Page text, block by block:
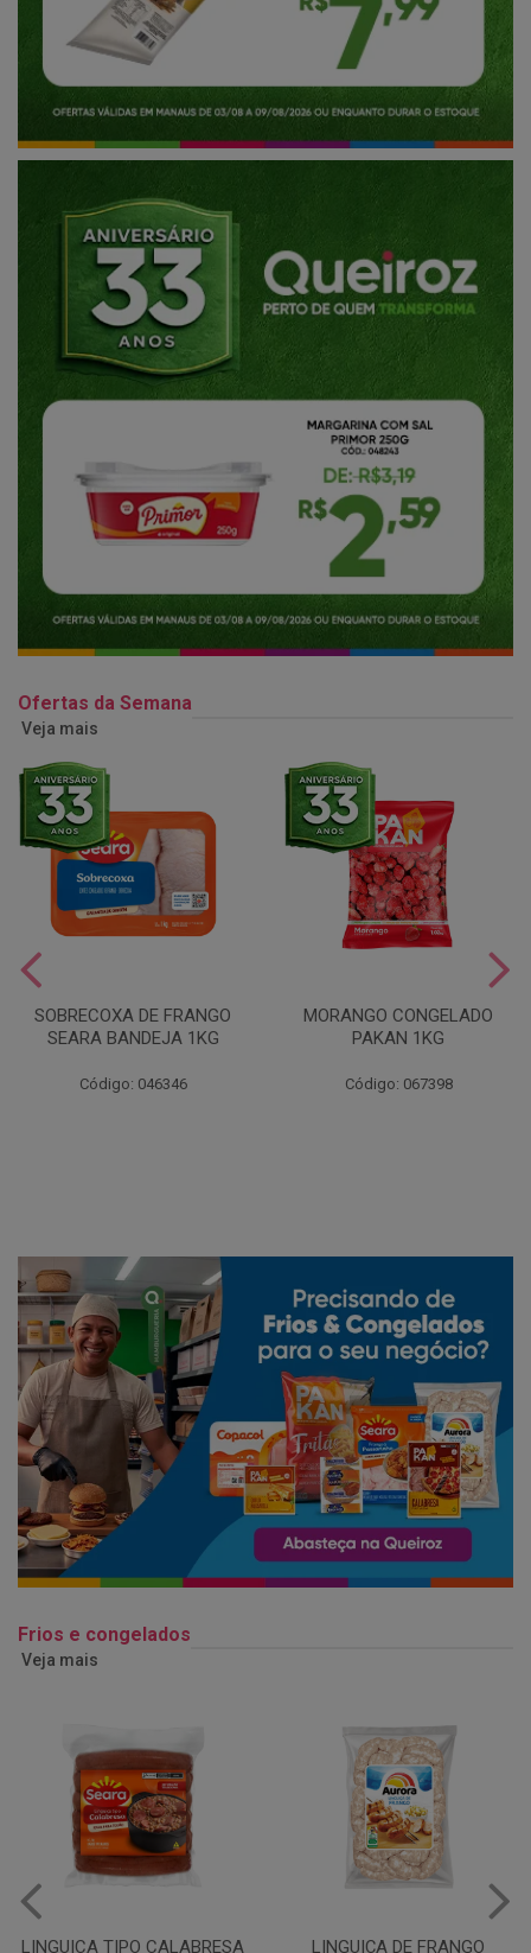
Ofertas da Semana
Veja mais
SOBRECOXA DE FRANGO
SEARA BANDEJA 1KG
Código: 046346
MORANGO CONGELADO
PAKAN 1KG
Código: 067398
Frios e congelados
Veja mais
LINGUIÇA DE FRANGO QUEIJO MUSSARELA